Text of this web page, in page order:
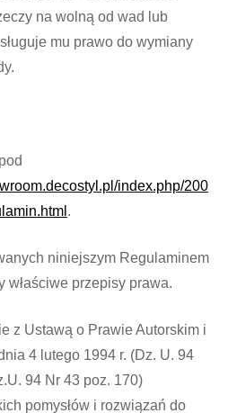
na wolną od wad lub
mu prawo do wymiany
index.php/200
.
niniejszym Regulaminem
właściwe przepisy prawa.
z Ustawą o Prawie Autorskim i
4 lutego 1994 r. (Dz. U. 94
94 Nr 43 poz. 170)
pomysłów i rozwiązań do